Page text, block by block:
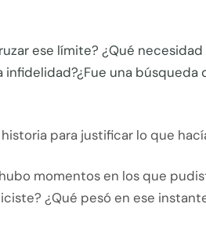
ese límite? ¿Qué
infidelidad?¿Fue una búsqueda
para justificar lo que
momentos en los que
¿Qué pesó en ese